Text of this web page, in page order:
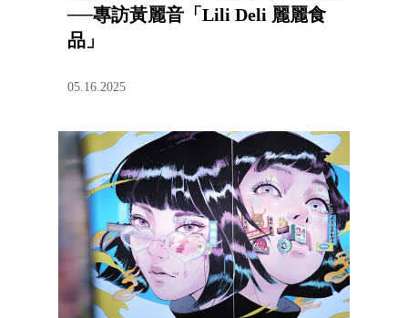
──專訪黃麗音「Lili Deli 麗麗食
品」
05.16.2025